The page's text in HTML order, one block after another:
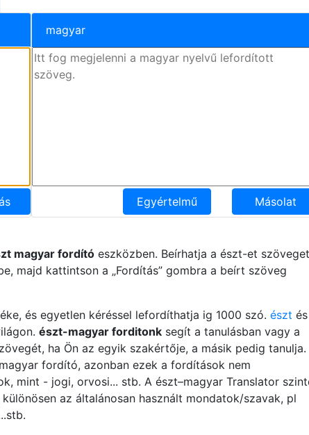
magyar
Egyértelmű Másolat
magyar fordító eszközben. Beírhatja a észt-et
majd kattintson a „Fordítás” gombra a beírt szöveg
és egyetlen kéréssel lefordíthatja ig 1000 szó.észt és
észt-magyar forditonk segít a tanulásban vagy a
ha Ön az egyik szakértője, a másik pedig tanulja.
fordító, azonban ezek a fordítások nem
mint - jogi, orvosi... stb. A észt–magyar Translator
az általánosan használt mondatok/szavak, pl